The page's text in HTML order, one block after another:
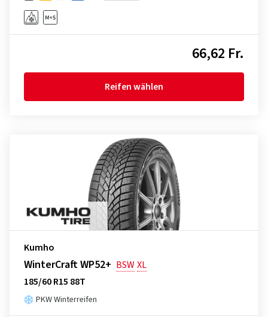
66,62 Fr.
Reifen wählen
Kumho
WinterCraft WP52+ BSWXL
185/60 R15 88T
PKW Winterreifen